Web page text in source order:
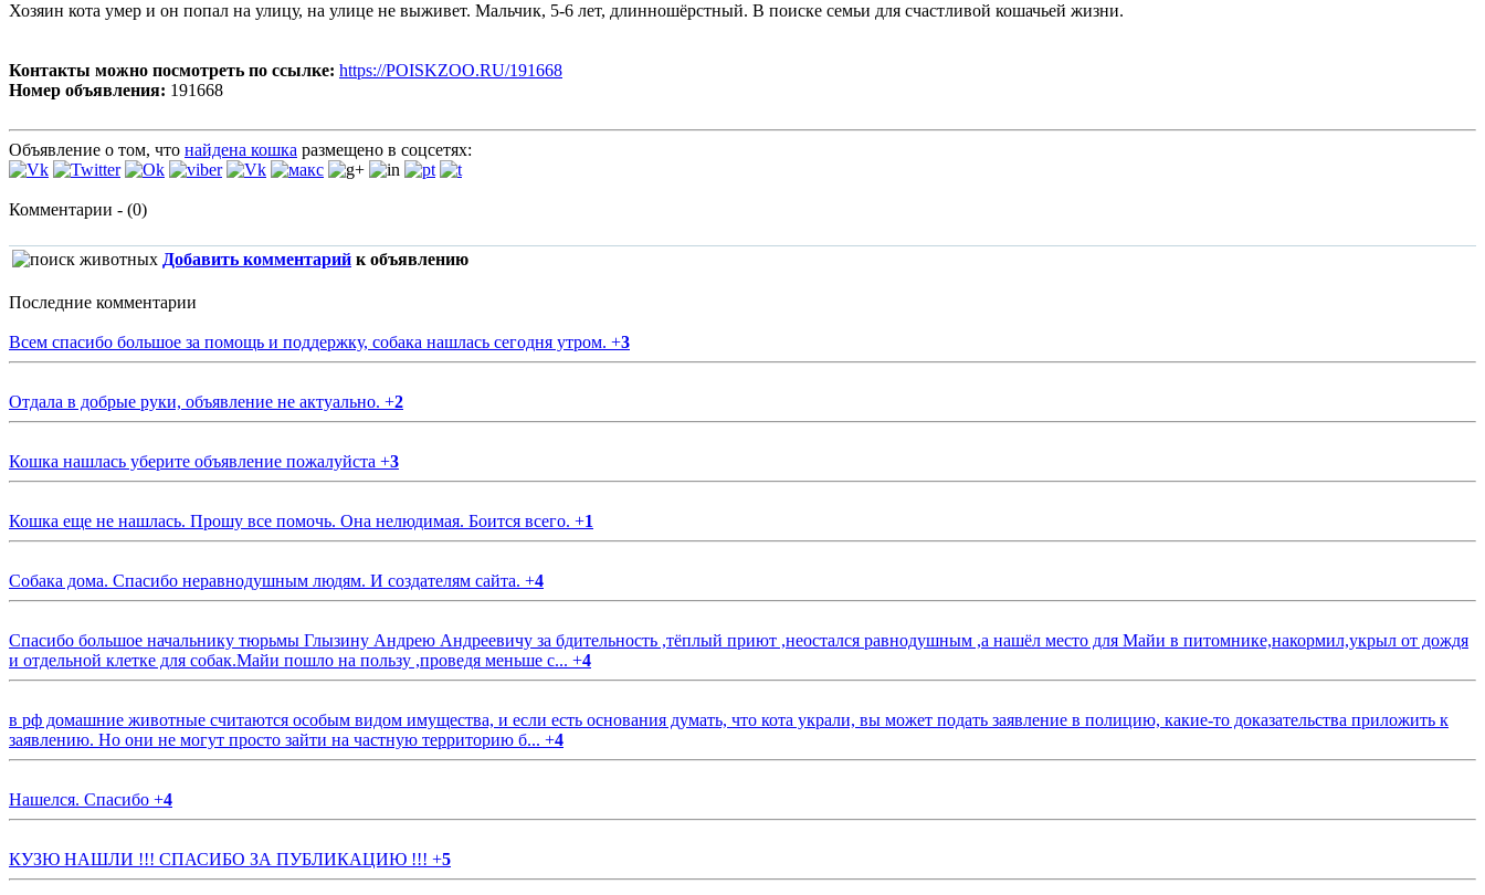
Хозяин кота умер и он попал на улицу, на улице не выживет. Мальчик, 5-6 лет, длинношёрстный. В поиске семьи для счастливой кошачьей жизни.
Контакты можно посмотреть по ссылке: https://POISKZOO.RU/191668
Номер объявления: 191668
Объявление о том, что найдена кошка размещено в соцсетях:
Комментарии - (0)
Добавить комментарий к объявлению
Последние комментарии
Всем спасибо большое за помощь и поддержку, собака нашлась сегодня утром. +3
Отдала в добрые руки, объявление не актуально. +2
Кошка нашлась уберите объявление пожалуйста +3
Кошка еще не нашлась. Прошу все помочь. Она нелюдимая. Боится всего. +1
Собака дома. Спасибо неравнодушным людям. И создателям сайта. +4
Спасибо большое начальнику тюрьмы Глызину Андрею Андреевичу за бдительность ,тёплый приют ,неостался равнодушным ,а нашёл место для Майи в питомнике,накормил,укрыл от дождя
и отдельной клетке для собак.Майи пошло на пользу ,проведя меньше с... +4
в рф домашние животные считаются особым видом имущества, и если есть основания думать, что кота украли, вы может подать заявление в полицию, какие-то доказательства приложить к
заявлению. Но они не могут просто зайти на частную территорию б... +4
Нашелся. Спасибо +4
КУЗЮ НАШЛИ !!! СПАСИБО ЗА ПУБЛИКАЦИЮ !!! +5